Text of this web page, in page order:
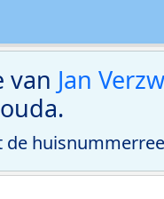
van Jan
de